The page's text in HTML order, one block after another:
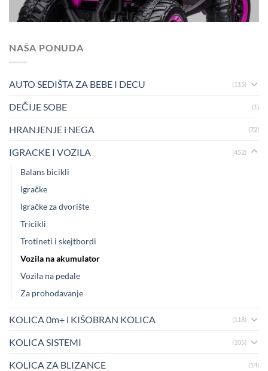
NAŠA PONUDA
AUTO SEDIŠTA ZA BEBE I DECU (115)
DEČIJE SOBE (1)
HRANJENJE i NEGA (72)
IGRACKE I VOZILA (452)
Balans bicikli
Igračke
Igračke za dvorište
Tricikli
Trotineti i skejtbordi
Vozila na akumulator
Vozila na pedale
Za prohodavanje
KOLICA 0m+ i KIŠOBRAN KOLICA (118)
KOLICA SISTEMI (105)
KOLICA ZA BLIZANCE (14)